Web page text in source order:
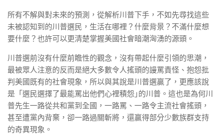
所有不解與對未來的預測，從解析川普下手，不如先尋找這些
未被認知到的川普選民，生活在哪裡？什麼背景？不滿什麼想
要什麼？也許可以更清楚掌握美國社會暗潮洶湧的源頭。
川普選前沒有什麼前瞻性的觀念，沒有帶起什麼引領的思潮，
最被眾人注意的反而是絕大多數令人搖頭的謾罵責怪、抱怨批
判美國既有的社會現象，所以與其說是川普選贏了，更應該說
是「選民選擇了最能罵出他們心裡積怨｣的川普。這也是為何川
普先生一路從共和黨到全國，一路罵、一路令主流社會搖頭，
甚至遭黨內背棄，卻一路過關斬將，還贏得部分少數族群支持
的奇異現象。